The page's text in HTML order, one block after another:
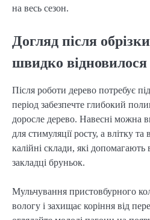
на весь сезон.
Догляд після
швидко відновилося
Після роботи дерево потребує
період забезпечте глибокий
доросле дерево. Навесні можна
для стимуляції росту, а влітку
калійні склади, які допомагають
закладці бруньок.
Мульчування пристовбурного
вологу і захищає коріння від